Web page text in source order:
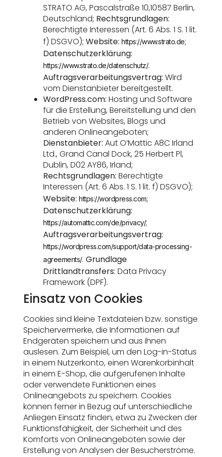
STRATO AG, Pascalstraße 10,10587 Berlin,
Deutschland; Rechtsgrundlagen:
Berechtigte Interessen (Art. 6 Abs. 1 S. 1 lit.
f) DSGVO);Website: https://www.strato.de;
Datenschutzerklärung:
https://www.strato.de/datenschutz/.
Auftragsverarbeitungsvertrag: Wird
vom Dienstanbieter bereitgestellt.
WordPress.com:Hosting und Software
für die Erstellung, Bereitstellung und den
Betrieb von Websites, Blogs und
anderen Onlineangeboten;
Dienstanbieter: Aut O’Mattic A8C Irland
Ltd., Grand Canal Dock, 25 Herbert Pl,
Dublin, D02 AY86, Irland;
Rechtsgrundlagen: Berechtigte
Interessen (Art. 6 Abs. 1 S. 1 lit. f) DSGVO);
Website: https://wordpress.com;
Datenschutzerklärung:
https://automattic.com/de/privacy/;
Auftragsverarbeitungsvertrag:
https://wordpress.com/support/data-processing-
agreements/. Grundlage
Drittlandtransfers: Data Privacy
Framework (DPF).
Einsatz von Cookies
Cookies sind kleine Textdateien bzw. sonstige
Speichervermerke, die Informationen auf
Endgeräten speichern und aus ihnen
auslesen. Zum Beispiel, um den Log-in-Status
in einem Nutzerkonto, einen Warenkorbinhalt
in einem E-Shop, die aufgerufenen Inhalte
oder verwendete Funktionen eines
Onlineangebots zu speichern. Cookies
können ferner in Bezug auf unterschiedliche
Anliegen Einsatz finden, etwa zu Zwecken der
Funktionsfähigkeit, der Sicherheit und des
Komforts von Onlineangeboten sowie der
Erstellung von Analysen der Besucherströme.